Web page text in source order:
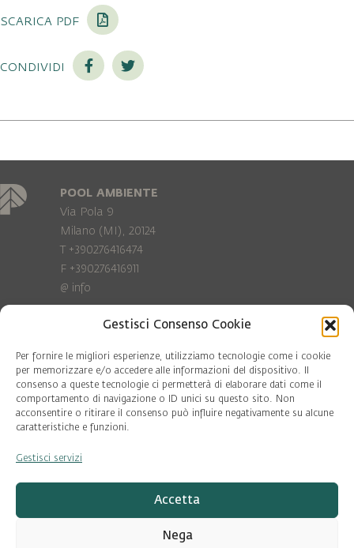
Gestisci Consenso Cookie
Per fornire le migliori esperienze, utilizziamo tecnologie come i cookie
per memorizzare e/o accedere alle informazioni del dispositivo. Il
consenso a queste tecnologie ci permetterà di elaborare dati come il
comportamento di navigazione o ID unici su questo sito. Non
acconsentire o ritirare il consenso può influire negativamente su alcune
caratteristiche e funzioni.
Gestisci servizi
Accetta
Nega
scarica pdf
condividi
POOL AMBIENTE
Via Pola 9
Milano (MI), 20124
T +390276416474
F +390276416911
@ info
Privacy Policy
Cookie policy
COD. FISC. 97081560159
P.IVA 06375640965
© Pool Ambiente 2026
DESIGN & DEVELOPMENT by